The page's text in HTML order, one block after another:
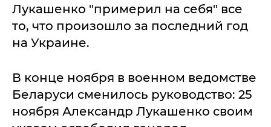
Лукашенко "примерил на себя" все
то, что произошло за последний год
на Украине.
В конце ноября в военном ведомстве
Беларуси сменилось руководство: 25
ноября Александр Лукашенко своим